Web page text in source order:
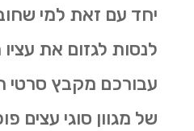
יחד עם זאת למי
לנסות לגזום את עציו
עבורכם מקבץ סרטי
של מגוון סוגי עצים